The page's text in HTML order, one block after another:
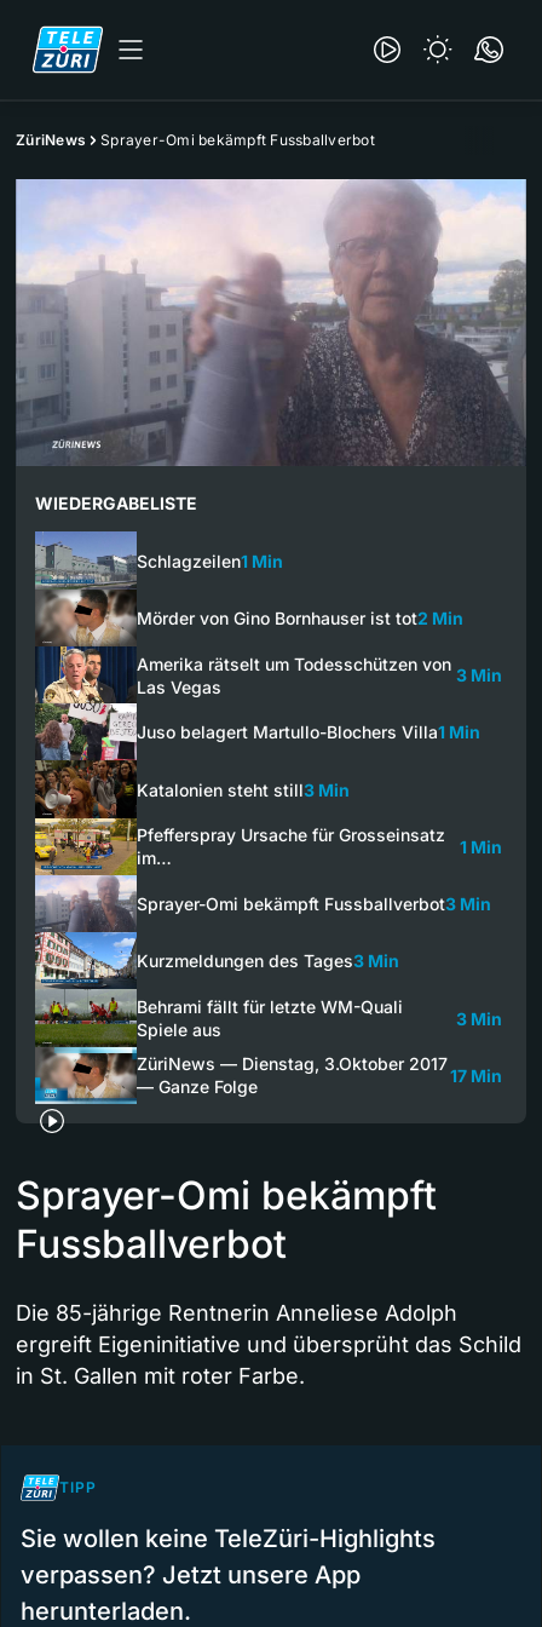
ZüriNews Sprayer-Omi bekämpft Fussballverbot
WIEDERGABELISTE
Schlagzeilen1 Min
Mörder von Gino Bornhauser ist tot2 Min
Amerika rätselt um Todesschützen von
Las Vegas
3 Min
Juso belagert Martullo-Blochers Villa1 Min
Katalonien steht still3 Min
Pfefferspray Ursache für Grosseinsatz
im…
1 Min
Sprayer-Omi bekämpft Fussballverbot3 Min
Kurzmeldungen des Tages3 Min
Behrami fällt für letzte WM-Quali
Spiele aus
3 Min
ZüriNews — Dienstag, 3.Oktober 2017
— Ganze Folge
17 Min
Sprayer-Omi bekämpft
Fussballverbot
Die 85-jährige Rentnerin Anneliese Adolph
ergreift Eigeninitiative und übersprüht das Schild
in St. Gallen mit roter Farbe.
TIPP
Sie wollen keine TeleZüri-Highlights
verpassen? Jetzt unsere App
herunterladen.